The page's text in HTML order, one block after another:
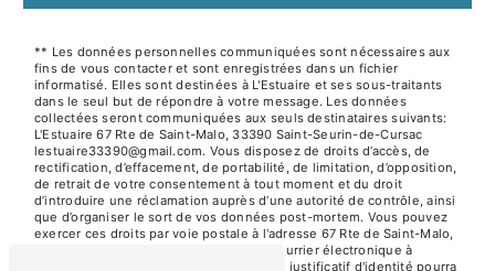
** Les données personnelles communiquées sont nécessaires aux
fins de vous contacter et sont enregistrées dans un fichier
informatisé. Elles sont destinées à L'Estuaire et ses sous-traitants
dans le seul but de répondre à votre message. Les données
collectées seront communiquées aux seuls destinataires suivants:
L'Estuaire 67 Rte de Saint-Malo, 33390 Saint-Seurin-de-Cursac
lestuaire33390@gmail.com. Vous disposez de droits d’accès, de
rectification, d’effacement, de portabilité, de limitation, d’opposition,
de retrait de votre consentement à tout moment et du droit
d’introduire une réclamation auprès d’une autorité de contrôle, ainsi
que d’organiser le sort de vos données post-mortem. Vous pouvez
exercer ces droits par voie postale à l'adresse 67 Rte de Saint-Malo,
33390 Saint-Seurin-de-Cursac ou par courrier électronique à
l'adresse lestuaire33390@gmail.com. Un justificatif d'identité pourra